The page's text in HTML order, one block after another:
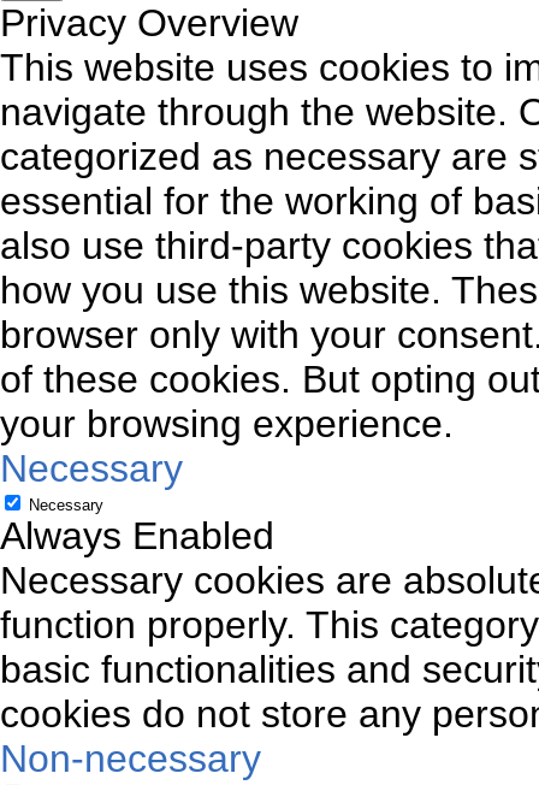
Privacy Overview
This website uses cookies to
navigate through the website.
categorized as necessary are
essential for the working of
also use third-party cookies
how you use this website.
browser only with your
of these cookies. But opting
your browsing experience.
Necessary
Necessary
Always Enabled
Necessary cookies are
function properly. This
basic functionalities and
cookies do not store any
Non-necessary